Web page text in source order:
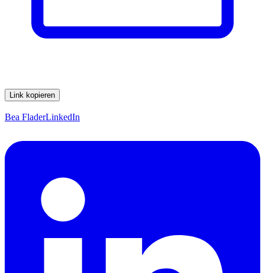
Link kopieren
Bea FladerLinkedIn